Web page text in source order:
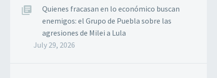
Quienes fracasan en lo económico buscan
enemigos: el Grupo de Puebla sobre las
agresiones de Milei a Lula
July 29, 2026